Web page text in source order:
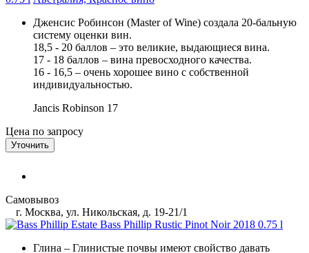
Дженсис Робинсон (Master of Wine) создала 20-бальную
систему оценки вин.
18,5 - 20 баллов – это великие, выдающиеся вина.
17 - 18 баллов – вина превосходного качества.
16 - 16,5 – очень хорошее вино с собственной
индивидуальностью.
Jancis Robinson 17
Цена по запросу
Уточнить
Самовывоз
г. Москва, ул. Никольская, д. 19-21/1
Глина – Глинистые почвы имеют свойство давать